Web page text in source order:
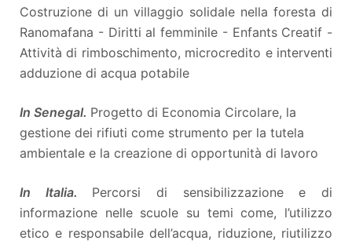
Costruzione di un villaggio solidale nella foresta di
Ranomafana - Diritti al femminile - Enfants Creatif -
Attività di rimboschimento, microcredito e interventi
adduzione di acqua potabile
In Senegal. Progetto di Economia Circolare, la
gestione dei rifiuti come strumento per la tutela
ambientale e la creazione di opportunità di lavoro
In Italia. Percorsi di sensibilizzazione e di
informazione nelle scuole su temi come, l’utilizzo
etico e responsabile dell’acqua, riduzione, riutilizzo